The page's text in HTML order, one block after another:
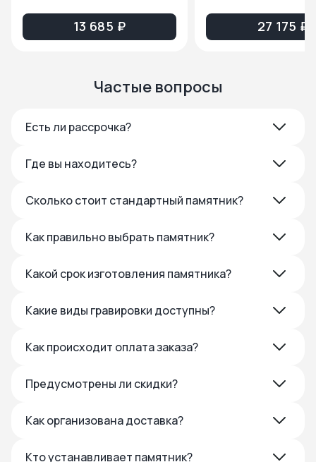
13 685 ₽ 27 175 ₽
Частые вопросы
Есть ли рассрочка?
Где вы находитесь?
Сколько стоит стандартный памятник?
Как правильно выбрать памятник?
Какой срок изготовления памятника?
Какие виды гравировки доступны?
Как происходит оплата заказа?
Предусмотрены ли скидки?
Как организована доставка?
Кто устанавливает памятник?